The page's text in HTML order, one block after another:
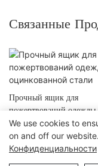
Связанные
Прочный ящик для
пожертвований одежды
оцинкованной стали
Авторские права ©
We use cookies to
on and off our
Конфиденциальности